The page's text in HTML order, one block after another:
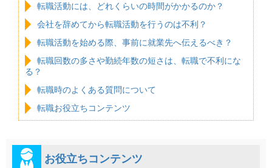
転職活動には、どれくらいの時間がかかるのか？
会社を辞めてから転職活動を行うのは不利？
転職活動を始める際、事前に就業先へ伝えるべき？
転職回数の多さや勤続年数の短さは、転職で不利にな
る？
転職時のよくある質問について
転職お役立ちコンテンツ
お役立ちコンテンツ